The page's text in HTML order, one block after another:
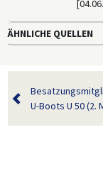
ÄHNLICHE QUELLEN
U-Boots U 50 (2.